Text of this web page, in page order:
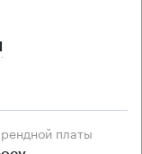
платы